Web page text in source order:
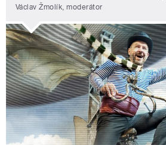
Václav Žmolík, moderátor